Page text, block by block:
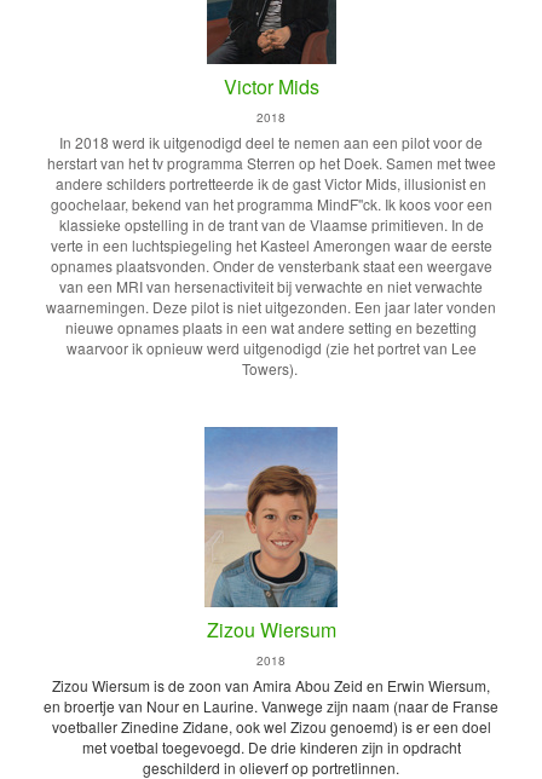
Victor Mids
2018
In 2018 werd ik uitgenodigd deel te nemen aan een pilot voor de
herstart van het tv programma Sterren op het Doek. Samen met twee
andere schilders portretteerde ik de gast Victor Mids, illusionist en
goochelaar, bekend van het programma MindF''ck. Ik koos voor een
klassieke opstelling in de trant van de Vlaamse primitieven. In de
verte in een luchtspiegeling het Kasteel Amerongen waar de eerste
opnames plaatsvonden. Onder de vensterbank staat een weergave
van een MRI van hersenactiviteit bij verwachte en niet verwachte
waarnemingen. Deze pilot is niet uitgezonden. Een jaar later vonden
nieuwe opnames plaats in een wat andere setting en bezetting
waarvoor ik opnieuw werd uitgenodigd (zie het portret van Lee
Towers).
Zizou Wiersum
2018
Zizou Wiersum is de zoon van Amira Abou Zeid en Erwin Wiersum,
en broertje van Nour en Laurine. Vanwege zijn naam (naar de Franse
voetballer Zinedine Zidane, ook wel Zizou genoemd) is er een doel
met voetbal toegevoegd. De drie kinderen zijn in opdracht
geschilderd in olieverf op portretlinnen.